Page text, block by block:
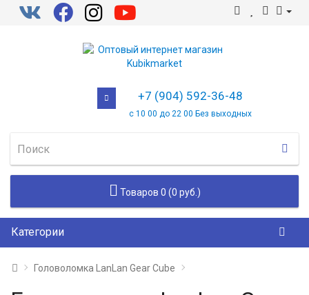
+7 (904) 592-36-48
с 10 00 до 22 00 Без выходных
Товаров 0 (0 руб.)
Категории
Головоломка LanLan Gear Cube